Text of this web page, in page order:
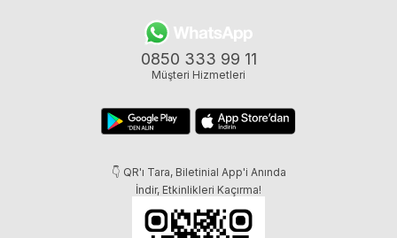
0850 333 99 11
Müşteri Hizmetleri
👇 QR'ı Tara, Biletinial App'i Anında
İndir, Etkinlikleri Kaçırma!